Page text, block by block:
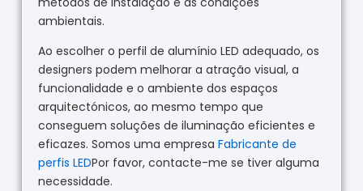
ambientais.
Ao escolher o perfil de alumínio LED adequado, os
designers podem melhorar a atração visual, a
funcionalidade e o ambiente dos espaços
arquitectónicos, ao mesmo tempo que
conseguem soluções de iluminação eficientes e
eficazes. Somos uma empresa Fabricante de
perfis LEDPor favor, contacte-me se tiver alguma
necessidade.